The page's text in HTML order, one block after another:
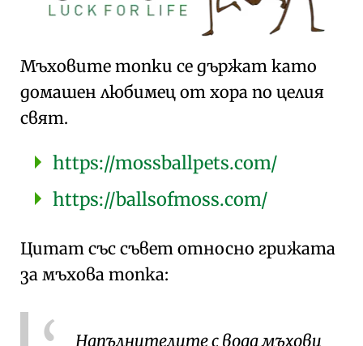
Мъховите топки се държат като
домашен любимец от хора по целия
свят.
https://mossballpets.com/
https://ballsofmoss.com/
Цитат със съвет относно грижата
за мъхова топка:
Напълнителите с вода мъхови